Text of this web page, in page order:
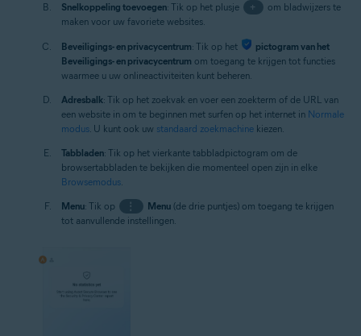
Snelkoppeling toevoegen: Tik op het plusje +
om bladwijzers te
maken voor uw favoriete websites.
Beveiligings- en privacycentrum: Tik op het
pictogram van het
Beveiligings- en privacycentrum om toegang te krijgen tot functies
waarmee u uw onlineactiviteiten kunt beheren.
Adresbalk: Tik op het zoekvak en voer een zoekterm of de URL van
een website in om te beginnen met surfen op het internet in Normale
modus. U kunt ook uw standaard zoekmachine kiezen.
Tabbladen: Tik op het vierkante tabbladpictogram om de
browsertabbladen te bekijken die momenteel open zijn in elke
Browsemodus.
Menu: Tik op ⋮ Menu(de drie puntjes) om toegang te krijgen
tot aanvullende instellingen.